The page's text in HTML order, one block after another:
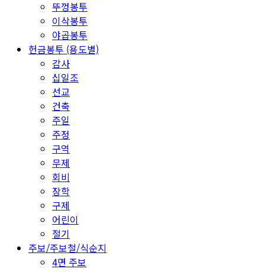
뚜껑봉투
이삭봉투
야곱봉투
헌금봉투 (용도별)
감사
십일조
선교
건축
주일
주정
구역
무제
회비
장학
구제
어린이
절기
주보/주보철/식순지
4면 주보